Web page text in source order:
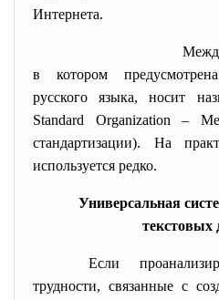
Интернета.
в котором
русского языка, носит
Standard Organization –
стандартизации). На
используется редко.
Универсальная
текстовых
Если
трудности, связанные с